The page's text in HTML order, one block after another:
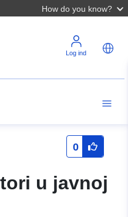
How do you know?
Log ind
0
u javnoj